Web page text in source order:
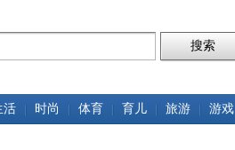
活 时尚 体育 育儿 旅游 游戏